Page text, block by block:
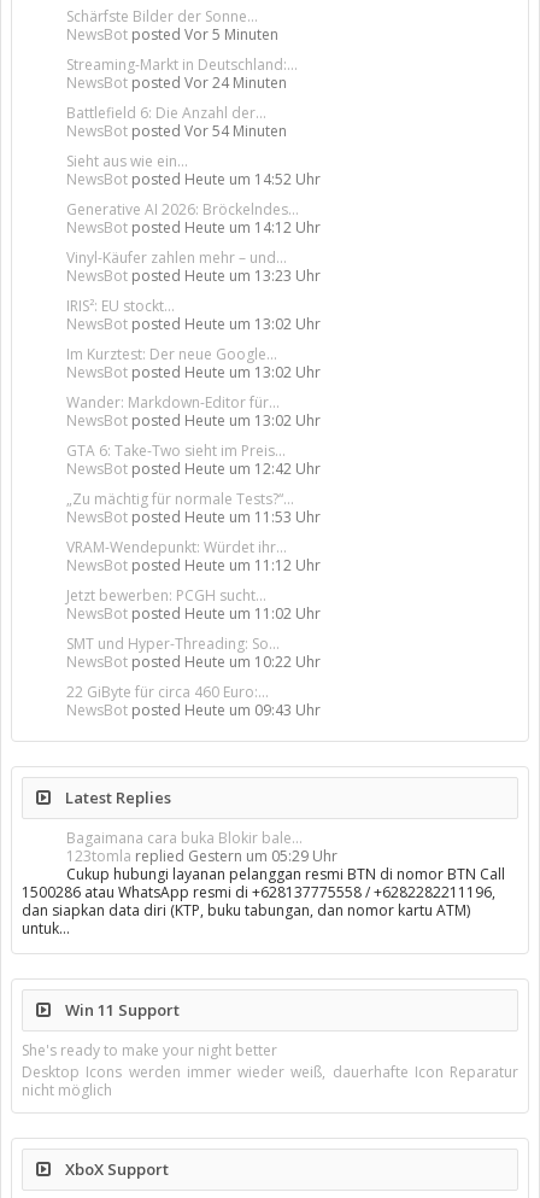
Schärfste Bilder der Sonne...
NewsBot posted Vor 5 Minuten
Streaming-Markt in Deutschland:...
NewsBot posted Vor 24 Minuten
Battlefield 6: Die Anzahl der...
NewsBot posted Vor 54 Minuten
Sieht aus wie ein...
NewsBot posted Heute um 14:52 Uhr
Generative AI 2026: Bröckelndes...
NewsBot posted Heute um 14:12 Uhr
Vinyl-Käufer zahlen mehr – und...
NewsBot posted Heute um 13:23 Uhr
IRIS²: EU stockt...
NewsBot posted Heute um 13:02 Uhr
Im Kurztest: Der neue Google...
NewsBot posted Heute um 13:02 Uhr
Wander: Markdown-Editor für...
NewsBot posted Heute um 13:02 Uhr
GTA 6: Take-Two sieht im Preis...
NewsBot posted Heute um 12:42 Uhr
„Zu mächtig für normale Tests?“...
NewsBot posted Heute um 11:53 Uhr
VRAM-Wendepunkt: Würdet ihr...
NewsBot posted Heute um 11:12 Uhr
Jetzt bewerben: PCGH sucht...
NewsBot posted Heute um 11:02 Uhr
SMT und Hyper-Threading: So...
NewsBot posted Heute um 10:22 Uhr
22 GiByte für circa 460 Euro:...
NewsBot posted Heute um 09:43 Uhr
Latest Replies
Bagaimana cara buka Blokir bale...
123tomla replied Gestern um 05:29 Uhr
Cukup hubungi layanan pelanggan resmi BTN di nomor BTN Call
1500286 atau WhatsApp resmi di +628137775558 / +6282282211196,
dan siapkan data diri (KTP, buku tabungan, dan nomor kartu ATM)
untuk…
Win 11 Support
She's ready to make your night better
Desktop Icons werden immer wieder weiß, dauerhafte Icon Reparatur
nicht möglich
XboX Support